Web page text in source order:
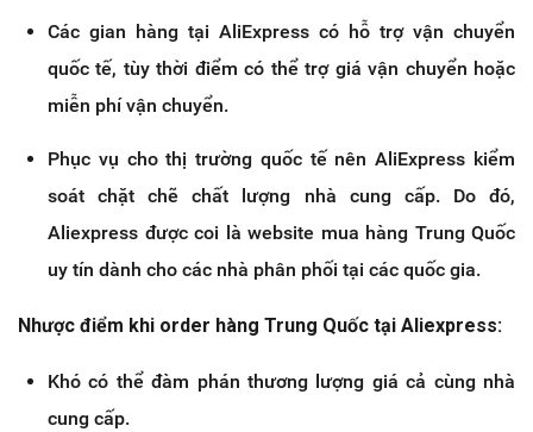
Các gian hàng tại AliExpress có hỗ trợ vận chuyển
quốc tế, tùy thời điểm có thể trợ giá vận chuyển hoặc
miễn phí vận chuyển.
Phục vụ cho thị trường quốc tế nên AliExpress kiểm
soát chặt chẽ chất lượng nhà cung cấp. Do đó,
Aliexpress được coi là website mua hàng Trung Quốc
uy tín dành cho các nhà phân phối tại các quốc gia.
Nhược điểm khi order hàng Trung Quốc tại Aliexpress:
Khó có thể đàm phán thương lượng giá cả cùng nhà
cung cấp.